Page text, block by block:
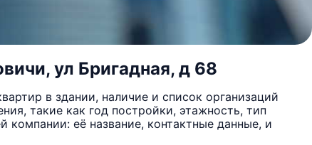
ул Бригадная, д 68
в здании, наличие и список организаций
такие как год постройки, этажность, тип
её название, контактные данные, и